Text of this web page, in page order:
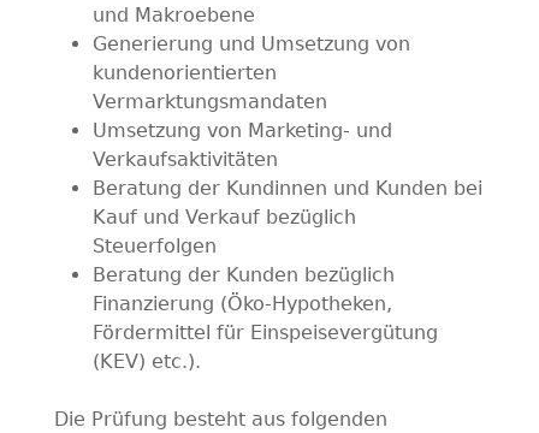
und Makroebene
Generierung und Umsetzung von
kundenorientierten
Vermarktungsmandaten
Umsetzung von Marketing- und
Verkaufsaktivitäten
Beratung der Kundinnen und Kunden bei
Kauf und Verkauf bezüglich
Steuerfolgen
Beratung der Kunden bezüglich
Finanzierung (Öko-Hypotheken,
Fördermittel für Einspeisevergütung
(KEV) etc.).
Die Prüfung besteht aus folgenden